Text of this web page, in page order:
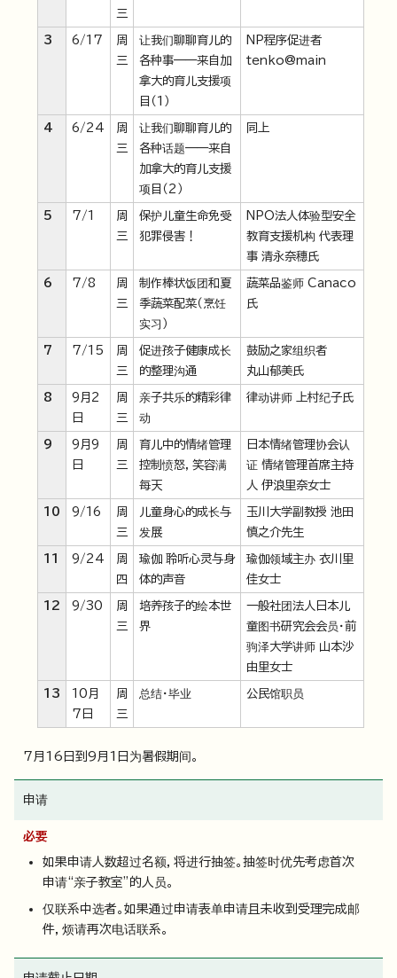
三
3 6/17
周
三
让我们聊聊育儿的
各种事——来自加
拿大的育儿支援项
目（1）
NP程序促进者
tenko@main
4 6/24
周
三
让我们聊聊育儿的
各种话题——来自
加拿大的育儿支援
项目（2）
同上
5 7/1
周
三
保护儿童生命免受
犯罪侵害！
NPO法人体验型安全
教育支援机构 代表理
事 清永奈穗氏
6 7/8
周
三
制作棒状饭团和夏
季蔬菜配菜（烹饪
实习）
蔬菜品鉴师 Canaco
氏
7 7/15
周
三
促进孩子健康成长
的整理沟通
鼓励之家组织者
丸山郁美氏
8
9月2
日
周
三
亲子共乐的精彩律
动
律动讲师 上村纪子氏
9
9月9
日
周
三
育儿中的情绪管理
控制愤怒，笑容满
每天
日本情绪管理协会认
证 情绪管理首席主持
人 伊浪里奈女士
10 9/16
周
三
儿童身心的成长与
发展
玉川大学副教授 池田
慎之介先生
11 9/24
周
四
瑜伽 聆听心灵与身
体的声音
瑜伽领域主办 衣川里
佳女士
12 9/30
周
三
培养孩子的绘本世
界
一般社团法人日本儿
童图书研究会会员・前
驹泽大学讲师 山本沙
由里女士
13
10月
7日
周
三
总结・毕业 公民馆职员
7月16日到9月1日为暑假期间。
申请
必要
如果申请人数超过名额，将进行抽签。抽签时优先考虑首次
申请“亲子教室”的人员。
仅联系中选者。如果通过申请表单申请且未收到受理完成邮
件，烦请再次电话联系。